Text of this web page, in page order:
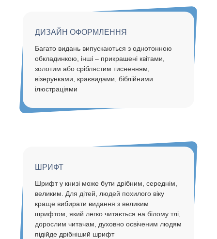
ДИЗАЙН ОФОРМЛЕННЯ
Багато видань випускаються з однотонною
обкладинкою, інші – прикрашені квітами,
золотим або сріблястим тисненням,
візерунками, краєвидами, біблійними
ілюстраціями
ШРИФТ
Шрифт у книзі може бути дрібним, середнім,
великим. Для дітей, людей похилого віку
краще вибирати видання з великим
шрифтом, який легко читається на білому тлі,
дорослим читачам, духовно освіченим людям
підійде дрібніший шрифт